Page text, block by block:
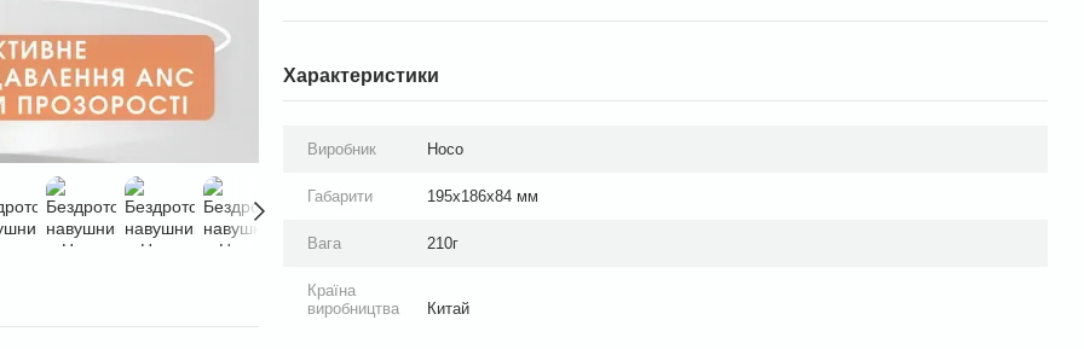
Характеристики
Виробник Hoco
Габарити 195x186x84 мм
Вага 210г
Країна
виробництва
Китай